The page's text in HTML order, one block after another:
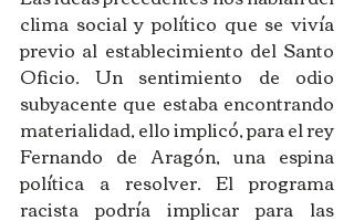
clima social y político que se vivía
previo al establecimiento del Santo
Oficio. Un sentimiento de odio
subyacente que estaba encontrando
materialidad, ello implicó, para el rey
Fernando de Aragón, una espina
política a resolver. El programa
racista podría implicar para las